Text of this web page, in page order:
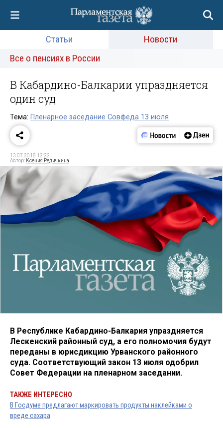
Статьи
Новости
Все о пенсиях в России
В Кабардино-Балкарии упраздняется
один суд
Тема: Пленарное заседание Совфеда 13 июля
13.07.2018 12:22
Автор: Ксения Редичкина
В Республике Кабардино-Балкария упраздняется
Лескенский районный суд, а его полномочия будут
переданы в юрисдикцию Урванского районного
суда. Соответствующий закон 13 июля одобрил
Совет Федерации на пленарном заседании.
ТАКЖЕ ИНТЕРЕСНО
В Госдуме предлагают маркировать продукты наклейками о
вреде сахара